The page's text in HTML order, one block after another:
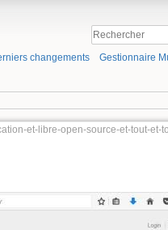
changements Gestionnaire
et-libre-open-source-et-tout-et-